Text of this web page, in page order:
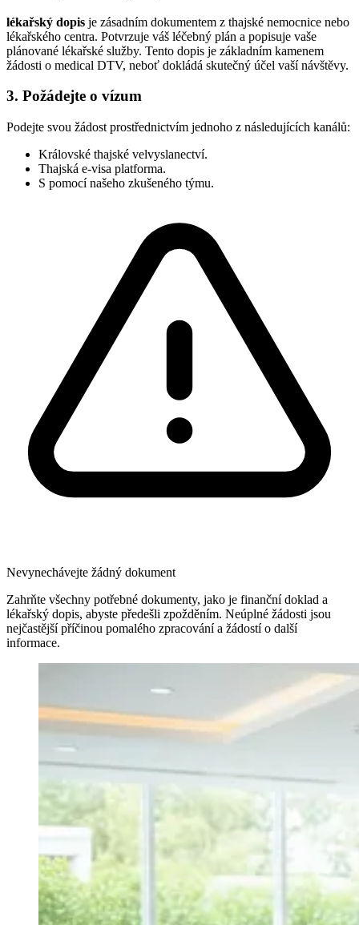
lékařský dopis je zásadním dokumentem z thajské nemocnice nebo
lékařského centra. Potvrzuje váš léčebný plán a popisuje vaše
plánované lékařské služby. Tento dopis je základním kamenem
žádosti o medical DTV, neboť dokládá skutečný účel vaší návštěvy.
3. Požádejte o vízum
Podejte svou žádost prostřednictvím jednoho z následujících kanálů:
Královské thajské velvyslanectví.
Thajská e-visa platforma.
S pomocí našeho zkušeného týmu.
Nevynechávejte žádný dokument
Zahrňte všechny potřebné dokumenty, jako je finanční doklad a
lékařský dopis, abyste předešli zpožděním. Neúplné žádosti jsou
nejčastější příčinou pomalého zpracování a žádostí o další
informace.